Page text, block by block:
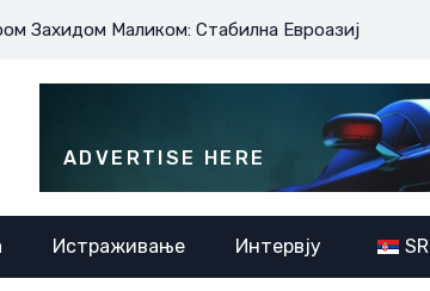
Стабилна Евроазија је у интересу свих
ADVERTISE HERE
Истраживање Интервју SR